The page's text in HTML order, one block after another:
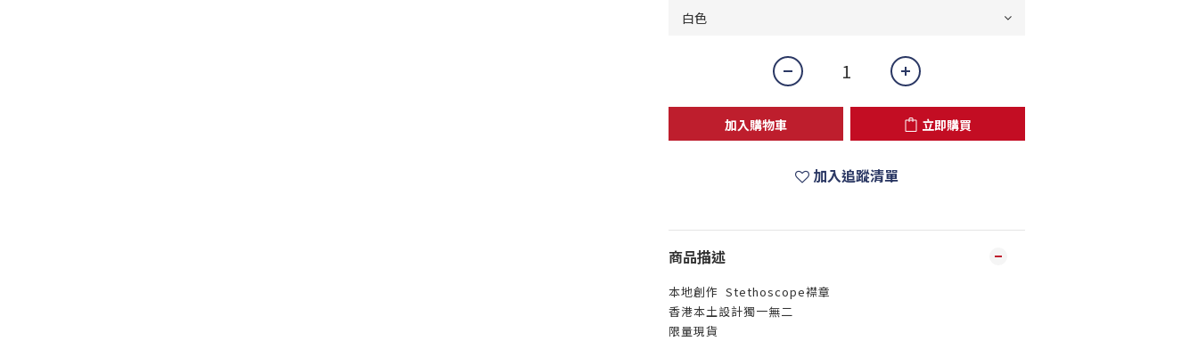
加入購物車 立即購買
加入追蹤清單
商品描述
本地創作 Stethoscope襟章
香港本土設計獨一無二
限量現貨